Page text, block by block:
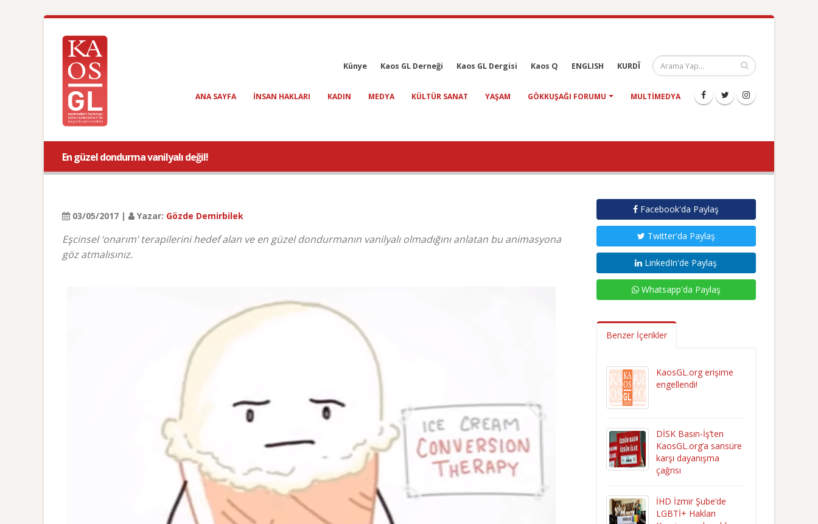
Künye Kaos GL Derneği Kaos GL Dergisi Kaos Q ENGLISH KURDÎ
ANA SAYFA INSAN HAKLARI KADIN MEDYA KÜLTÜR SANAT YAŞAM GÖKKUŞAĞI FORUMU MULTIMEDYA
En güzel dondurma vanilyalı değil!
03/05/2017 | Yazar: Gözde Demirbilek
Eşcinsel ‘onarım’ terapilerini hedef alan ve en güzel dondurmanın vanilyalı olmadığını anlatan bu animasyona
göz atmalısınız.
Facebook'da Paylaş
Twitter'da Paylaş
LinkedIn'de Paylaş
Whatsapp'da Paylaş
Benzer İçerikler
KaosGL.org erişime
engellendi!
DİSK Basın-İş’ten
KaosGL.org’a sansüre
karşı dayanışma
çağrısı
İHD İzmir Şube’de
LGBTİ+ Hakları